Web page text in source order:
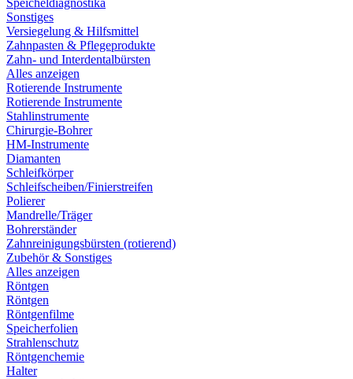
Speicheldiagnostika
Sonstiges
Versiegelung & Hilfsmittel
Zahnpasten & Pflegeprodukte
Zahn- und Interdentalbürsten
Alles anzeigen
Rotierende Instrumente
Rotierende Instrumente
Stahlinstrumente
Chirurgie-Bohrer
HM-Instrumente
Diamanten
Schleifkörper
Schleifscheiben/Finierstreifen
Polierer
Mandrelle/Träger
Bohrerständer
Zahnreinigungsbürsten (rotierend)
Zubehör & Sonstiges
Alles anzeigen
Röntgen
Röntgen
Röntgenfilme
Speicherfolien
Strahlenschutz
Röntgenchemie
Halter